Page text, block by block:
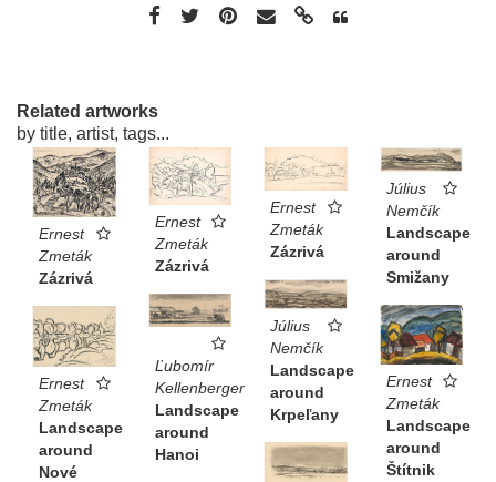
Related artworks
by title, artist, tags...
Ernest
Zmeták
Zázrivá
Ernest
Zmeták
Zázrivá
Ernest
Zmeták
Zázrivá
Július
Nemčík
Landscape
around
Smižany
Július
Nemčík
Landscape
around
Krpeľany
Ľubomír
Kellenberger
Landscape
around
Hanoi
Ernest
Zmeták
Landscape
around
Štítnik
Ernest
Zmeták
Landscape
around
Nové